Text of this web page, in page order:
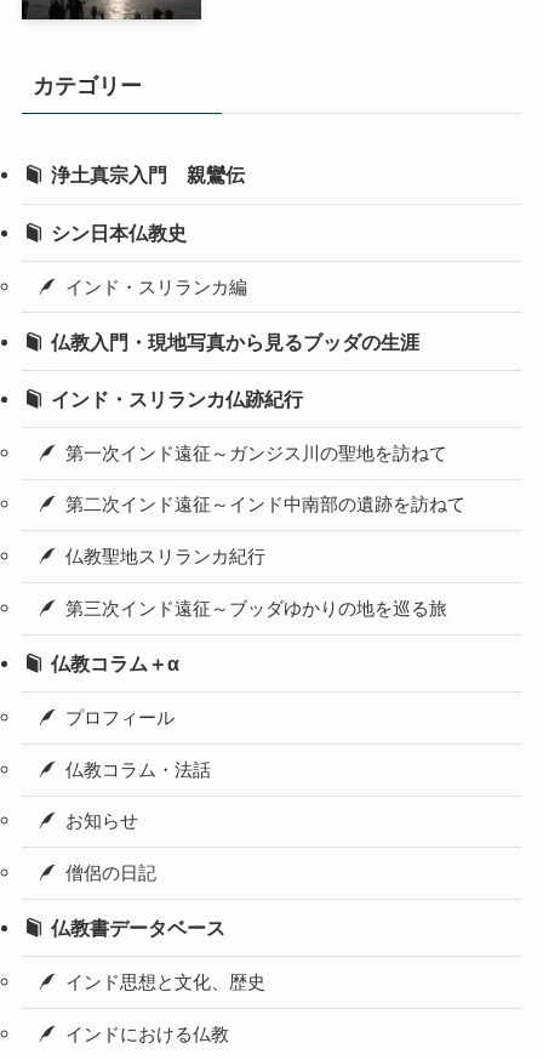
カテゴリー
浄土真宗入門 親鸞伝
シン日本仏教史
インド・スリランカ編
仏教入門・現地写真から見るブッダの生涯
インド・スリランカ仏跡紀行
第一次インド遠征～ガンジス川の聖地を訪ねて
第二次インド遠征～インド中南部の遺跡を訪ねて
仏教聖地スリランカ紀行
第三次インド遠征～ブッダゆかりの地を巡る旅
仏教コラム＋α
プロフィール
仏教コラム・法話
お知らせ
僧侶の日記
仏教書データベース
インド思想と文化、歴史
インドにおける仏教